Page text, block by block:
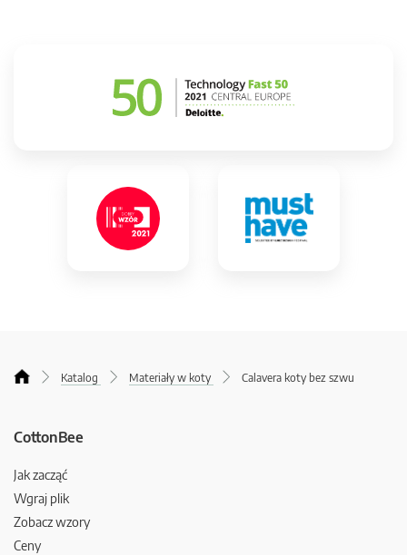
Katalog Materiały w koty Calavera koty bez szwu
CottonBee
Jak zacząć
Wgraj plik
Zobacz wzory
Ceny